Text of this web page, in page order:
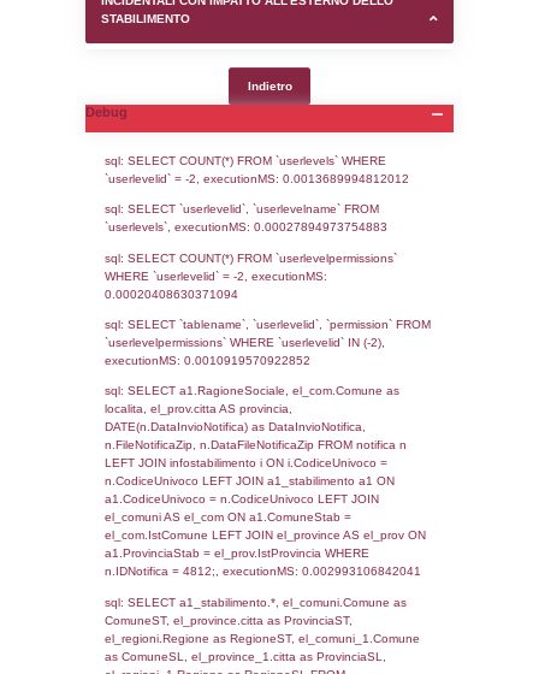
SEZIONE D (pubblico) - INFORMAZIONI
AUTORIZZAZIONI/CERTIFICAZIONI E
CONTROLLO A CUI è SOGGETTO LO
SEZIONE F (pubblico) - DESCRIZIONE
DELL'AMBIENTE/TERRITORIO
SEZIONE H (pubblico) - DESCRIZIONE
STABILIMENTO E RIEPILOGO SOSTANZE
DI CUI ALL'ALLEGATO 1 DEL DECRETO
DELLA DIRETTIVA 2012/18/UE
SEZIONE L (pubblico) - INFORMAZIONI
INCIDENTALI CON IMPATTO
STABILIMENTO